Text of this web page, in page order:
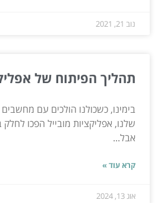
נוב 21, 2021
תהליך הפיתוח של
בימינו, כשכולנו הולכים עם
שלנו, אפליקציות מובייל הפכו לחלק
אבל...
קרא עוד »
אוג 13, 2024